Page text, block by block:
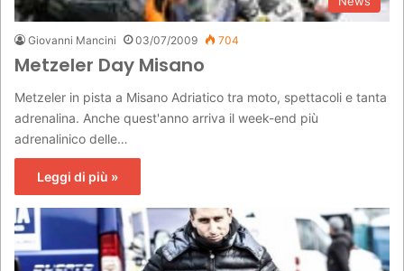
Giovanni Mancini 03/07/2009 704
Metzeler Day Misano
Metzeler in pista a Misano Adriatico tra moto, spettacoli e tanta
adrenalina. Anche quest'anno arriva il week-end più
adrenalinico delle…
Leggi di più »